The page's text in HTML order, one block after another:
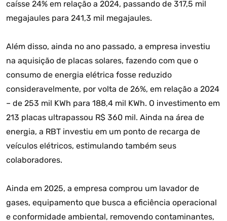
caísse 24% em relação a 2024, passando de 317,5 mil
megajaules para 241,3 mil megajaules.
Além disso, ainda no ano passado, a empresa investiu
na aquisição de placas solares, fazendo com que o
consumo de energia elétrica fosse reduzido
consideravelmente, por volta de 26%, em relação a 2024
– de 253 mil KWh para 188,4 mil KWh. O investimento em
213 placas ultrapassou R$ 360 mil. Ainda na área de
energia, a RBT investiu em um ponto de recarga de
veículos elétricos, estimulando também seus
colaboradores.
Ainda em 2025, a empresa comprou um lavador de
gases, equipamento que busca a eficiência operacional
e conformidade ambiental, removendo contaminantes,